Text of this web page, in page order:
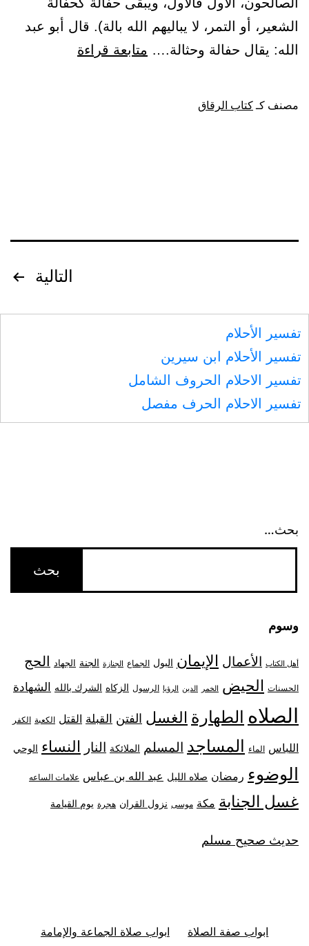
ولا
يغرَّنكم
بالله
ليكونوا
السعير}
/
الشعير، أو التمر، لا يباليهم الله بالة). قال أبو عبد
الله: يقال حفالة وحثالة.… متابعة قراءة
مصنف كـ كتاب الرقاق
المقالات
التالية
تفسير الأحلام
تفسير الأحلام ابن سيرين
تفسير الاحلام الحروف الشامل
تفسير الاحلام الحرف مفصل
بحث…
وسوم
أهل الكتاب الأعمال الإيمان البول الجماع الجنازة الجنة الجهاد الحج
الحسنات الحيض الخمر الدين الرؤيا الرسول الزكاه الشرك بالله الشهادة
الصلاه الطهارة الغسل الفتن القبلة القتل الكعبة الكفر
اللباس الماء المساجد المسلم الملائكة النار النساء الوحي
الوضوء رمضان صلاه الليل عبد الله بن عباس علامات الساعه
غسل الجنابة مكة موسى نزول القران هجرة يوم القيامة
حديث صحيح مسلم
ابواب صفة الصلاة ابواب صلاة الجماعة والإمامة